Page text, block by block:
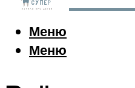
Меню
Меню